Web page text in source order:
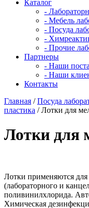
Каталог
-
- Мебель
- Посуда
-
- Прочие
Партнеры
- Наши
- Наши
Контакты
Главная /Посуда
пластика / Лотки для
Лотки для
Лотки применяются
(лабораторного и
поливинилхлорида.
Химическая